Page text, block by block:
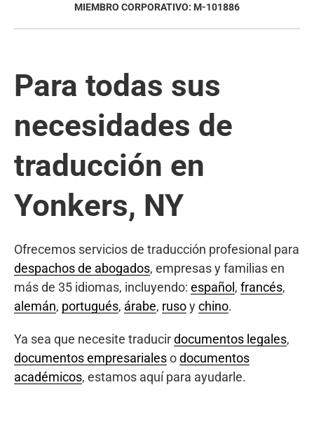
MIEMBRO CORPORATIVO: M-101886
Para todas sus
necesidades de
traducción en
Yonkers, NY
Ofrecemos servicios de traducción profesional para
despachos de abogados, empresas y familias en
más de 35 idiomas, incluyendo: español , francés,
alemán, portugués, árabe, rusoychino.
Ya sea que necesite traducirdocumentos legales,
documentos empresarialesodocumentos
académicos, estamos aquí para ayudarle.